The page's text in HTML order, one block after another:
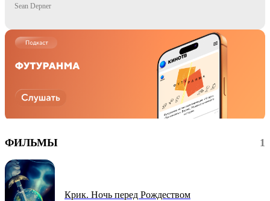
Sean Depner
ФИЛЬМЫ 1
Крик. Ночь перед Рождеством